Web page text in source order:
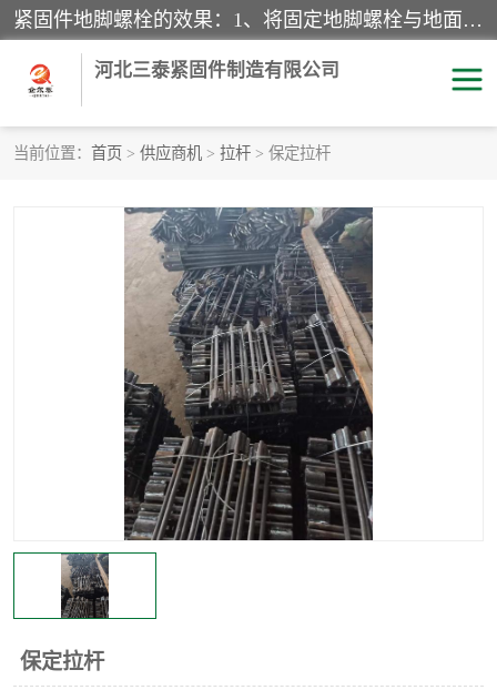
紧固件地脚螺栓的效果：1、将固定地脚螺栓与地面用水泥等物品灌溉在一起，可用来固定较小振荡和冲击的设备。2、活动地脚是一种可拆卸的地脚螺栓，可以固定有激烈振荡和冲击的大型机器设备。3、胀锚地脚螺栓用于固定比较简略且重量轻的设备，辅佐设备长期处于静止状态下。4、粘接地脚螺栓为一种使用广泛且常见的设备，它也是用来固定简略设备的小件。
河北三泰紧固件制造有限公司
当前位置： 首页 > 供应商机 > 拉杆 > 保定拉杆
保定拉杆
拉杆
悬挑梁拉杆